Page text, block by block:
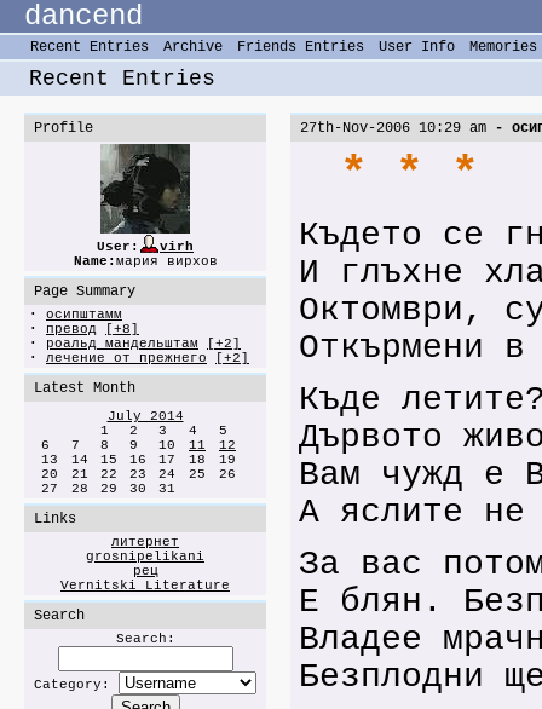
dancend
Recent Entries Archive Friends Entries User Info Memories
Recent Entries
Profile
User:
virh
Name: мария вирхов
Page Summary
· осипштамм
· превод
[+8]
· роальд мандельштам
[+2]
· лечение от прежнего [+2]
Latest Month
July 2014
1
2 3 4
5
6
7 8 9 10 11
12
13
14 15 16 17 18
19
20
21 22 23 24 25
26
27
28 29 30 31
Links
литернет
grosnipelikani
рец
Vernitski Literature
Search
Search:
Category:
27th-Nov-2006 10:29 am -
* * *
Където се
И глъхне
Октомври,
Откърмени
Къде
Дървото
Вам чужд е
А яслите не
За вас
Е блян.
Владее
Безплодни